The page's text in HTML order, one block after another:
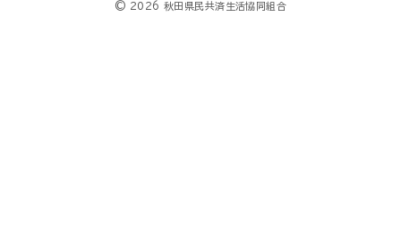
© 2026 秋田県民共済生活協同組合